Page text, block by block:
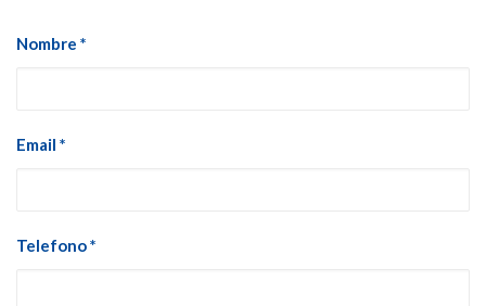
Nombre *
Email *
Telefono *